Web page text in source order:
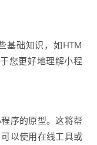
基础知识，如HTM
您更好地理解小程
序的原型。这将帮
以使用在线工具或